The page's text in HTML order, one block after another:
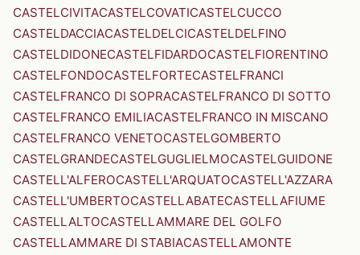
CASTELCIVITACASTELCOVATICASTELCUCCO
CASTELDACCIACASTELDELCICASTELDELFINO
CASTELDIDONECASTELFIDARDOCASTELFIORENTINO
CASTELFONDOCASTELFORTECASTELFRANCI
CASTELFRANCO DI SOPRACASTELFRANCO DI SOTTO
CASTELFRANCO EMILIACASTELFRANCO IN MISCANO
CASTELFRANCO VENETOCASTELGOMBERTO
CASTELGRANDECASTELGUGLIELMOCASTELGUIDONE
CASTELL'ALFEROCASTELL'ARQUATOCASTELL'AZZARA
CASTELL'UMBERTOCASTELLABATECASTELLAFIUME
CASTELLALTOCASTELLAMMARE DEL GOLFO
CASTELLAMMARE DI STABIACASTELLAMONTE